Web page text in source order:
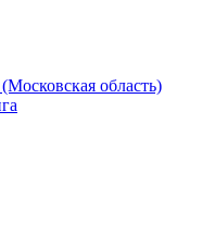
область)